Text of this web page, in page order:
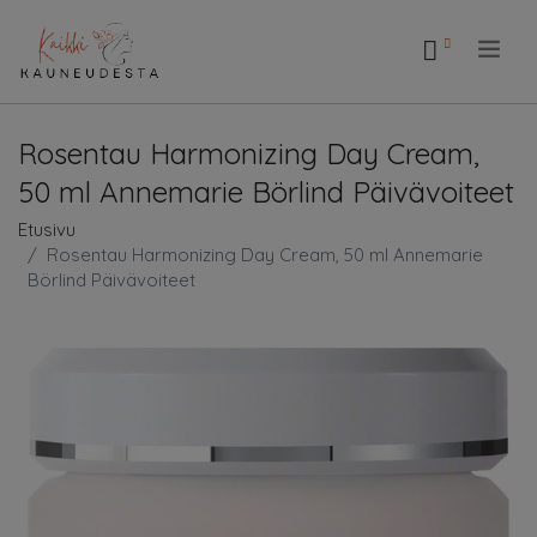
Rosentau Harmonizing Day Cream,
50 ml Annemarie Börlind Päivävoiteet
Etusivu
Rosentau Harmonizing Day Cream, 50 ml Annemarie
Börlind Päivävoiteet